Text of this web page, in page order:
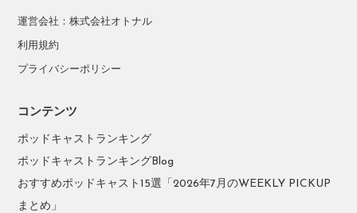
運営会社：株式会社オトナル
利用規約
プライバシーポリシー
コンテンツ
ポッドキャストランキング
ポッドキャストランキングBlog
おすすめポッドキャスト15選「2026年7月のWEEKLY PICKUP
まとめ」